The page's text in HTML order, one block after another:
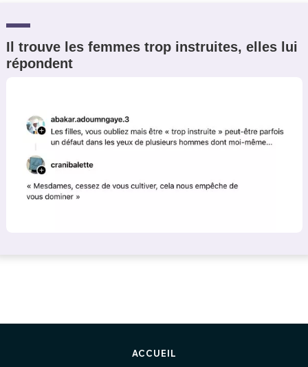
Il trouve les femmes trop instruites, elles lui
répondent
ACCUEIL